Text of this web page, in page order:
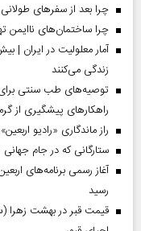
چرا بعد از سفرهای
چرا ساختمان‌های ناایمن
زندگی می‌کنند
توصیه‌های طب سنتی
راهکارهای پیشگیری از
راز ماندگاری «رادیو
ستارگانی که در جام جهانی ۲۰۲۶ بازی نکردند
رسید